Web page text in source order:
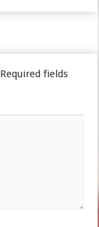
Required fields